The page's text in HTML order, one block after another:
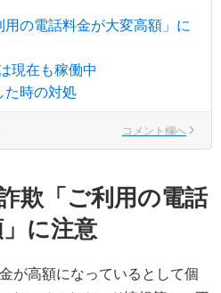
の電話料金が大変高額」に
現在も稼働中
た時の対処
コメント欄へ
欺「ご利用の電話
に注意
が高額になっているとして個